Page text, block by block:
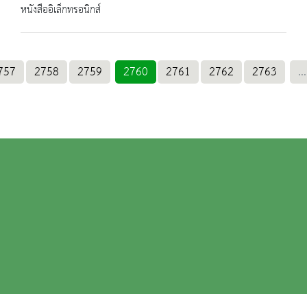
หนังสืออิเล็กทรอนิกส์
2758 2759 2760 2761 2762 2763 ...